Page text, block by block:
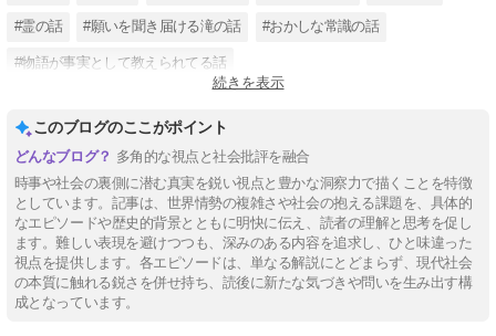
#霊の話 #願いを聞き届ける滝の話 #おかしな常識の話
#物語が事実として教えられてる話
続きを表示
このブログのここがポイント
多角的な視点と社会批評を融合
時事や社会の裏側に潜む真実を鋭い視点と豊かな洞察力で描くことを特徴
としています。記事は、世界情勢の複雑さや社会の抱える課題を、具体的
なエピソードや歴史的背景とともに明快に伝え、読者の理解と思考を促し
ます。難しい表現を避けつつも、深みのある内容を追求し、ひと味違った
視点を提供します。各エピソードは、単なる解説にとどまらず、現代社会
の本質に触れる鋭さを併せ持ち、読後に新たな気づきや問いを生み出す構
成となっています。